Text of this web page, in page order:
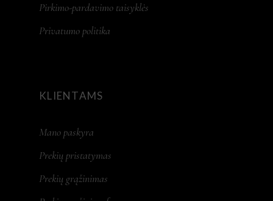
Pirkimo-pardavimo taisyklės
Privatumo politika
KLIENTAMS
Mano paskyra
Prekių pristatymas
Prekių grąžinimas